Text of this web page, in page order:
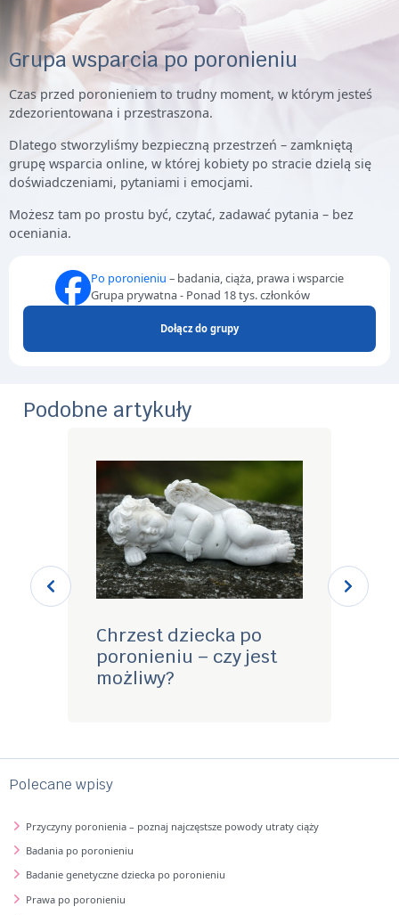
Grupa wsparcia po poronieniu
Czas przed poronieniem to trudny moment, w którym jesteś
zdezorientowana i przestraszona.
Dlatego stworzyliśmy bezpieczną przestrzeń – zamkniętą
grupę wsparcia online, w której kobiety po stracie dzielą się
doświadczeniami, pytaniami i emocjami.
Możesz tam po prostu być, czytać, zadawać pytania – bez
oceniania.
Po poronieniu – badania, ciąża, prawa i wsparcie
Grupa prywatna - Ponad 18 tys. członków
Dołącz do grupy
Podobne artykuły
Chrzest dziecka po
poronieniu – czy jest
możliwy?
Polecane wpisy
Przyczyny poronienia – poznaj najczęstsze powody utraty ciąży
Badania po poronieniu
Badanie genetyczne dziecka po poronieniu
Prawa po poronieniu